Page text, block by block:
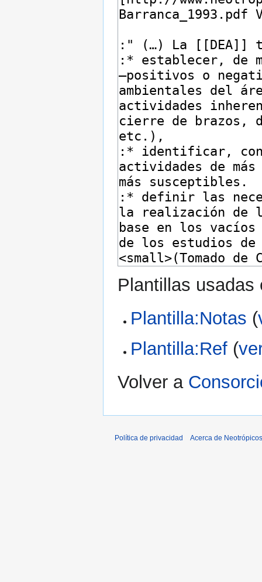
Plantillas usadas
Plantilla:Notas (
Plantilla:Ref (
Volver a
Política de privacidad Acerca de Neotrópicos